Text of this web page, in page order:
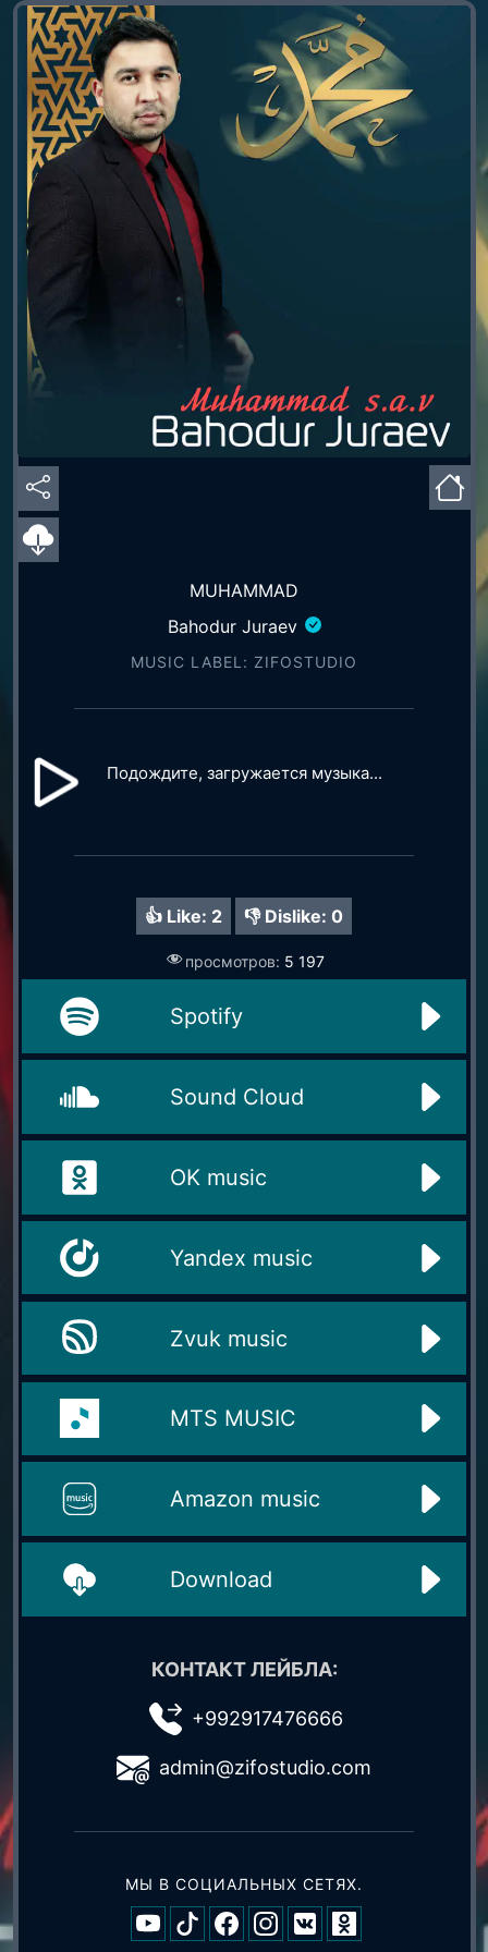
MUHAMMAD
Bahodur Juraev
MUSIC LABEL: ZIFOSTUDIO
Подождите, загружается музыка...
👍 Like: 2 👎 Dislike: 0
просмотров: 5 197
Spotify
Sound Cloud
OK music
Yandex music
Zvuk music
MTS MUSIC
Amazon music
Download
КОНТАКТ ЛЕЙБЛА:
+992917476666
admin@zifostudio.com
МЫ В СОЦИАЛЬНЫХ СЕТЯХ.